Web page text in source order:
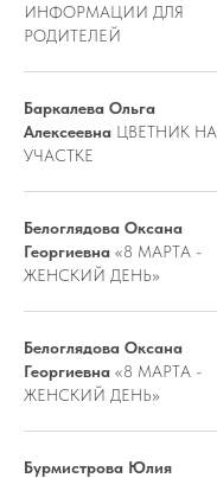
ИНФОРМАЦИИ ДЛЯ
РОДИТЕЛЕЙ
Баркалева Ольга
Алексеевна ЦВЕТНИК НА
УЧАСТКЕ
Белоглядова Оксана
Георгиевна «8 МАРТА -
ЖЕНСКИЙ ДЕНЬ»
Белоглядова Оксана
Георгиевна «8 МАРТА -
ЖЕНСКИЙ ДЕНЬ»
Бурмистрова Юлия